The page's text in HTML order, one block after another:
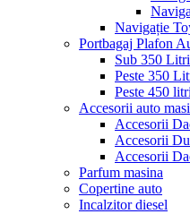
Navigație
Portbagaj Plafon
Sub 350 Litri
Peste 350
Peste 450 litri
Accesorii auto
Accesorii
Accesorii
Accesorii
Parfum masina
Copertine auto
Incalzitor diesel